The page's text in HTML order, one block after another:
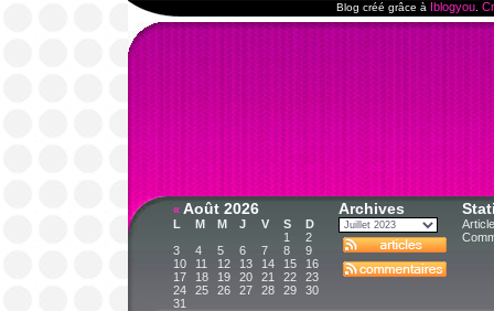
Blog créé grâce à Iblogyou
« Août 2026
L M M J V S
D
1
2
3
4 5 6 7 8
9
10
11 12 13 14 15
16
17
18 19 20 21 22
23
24
25 26 27 28 29
30
31
Archives